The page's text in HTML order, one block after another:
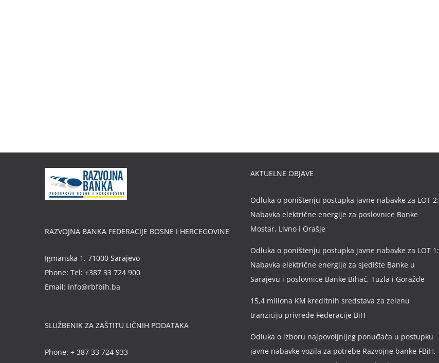
RAZVOJNA BANKA FEDERACIJE BOSNE I HERCEGOVINE
Igmanska 1, 71000 Sarajevo
Phone: Tel: +387 33 724 900
Email: info@rbfbih.ba
SLUŽBENIK ZA ZAŠTITU LIČNIH PODATAKA
Phone: + 387 33 724 933
AKTUELNE OBJAVE
Odluka o poništenju postupka javne nabavke za LOT 2:
Nabavka električne energije za poslovnice Banke
Mostar, Livno i Orašje
Odluka o poništenju postupka javne nabavke za LOT 1:
Nabavka električne energije za sjedište Banke u
Sarajevu i poslovnice Banke Bihać, Tuzla i Goražde
15,4 miliona KM kreditnih sredstava za zelenu
tranziciju privrede Federacije BiH
Odluka o izboru najpovoljnijeg ponuđača u postupku
javne nabavke vozila za potrebe Razvojne banke FBiH,